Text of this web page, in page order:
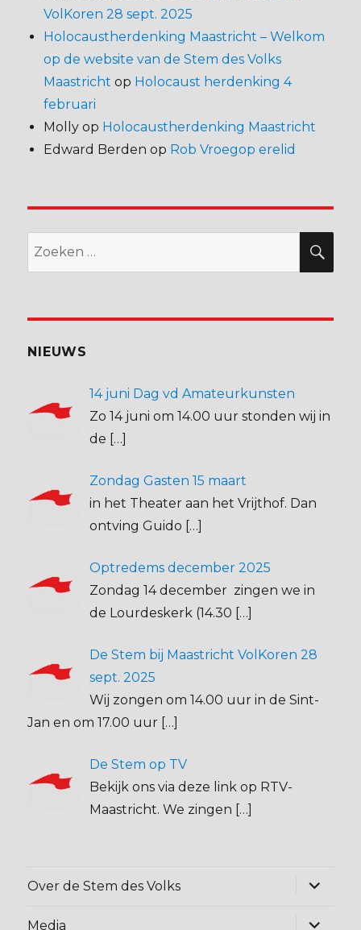
VolKoren 28 sept. 2025
Holocaustherdenking Maastricht – Welkom
op de website van de Stem des Volks
Maastricht op Holocaust herdenking 4
februari
Molly op Holocaustherdenking Maastricht
Edward Berden op Rob Vroegop erelid
NIEUWS
14 juni Dag vd Amateurkunsten
Zo 14 juni om 14.00 uur stonden wij in
de […]
Zondag Gasten 15 maart
in het Theater aan het Vrijthof. Dan
ontving Guido […]
Optredems december 2025
Zondag 14 december zingen we in
de Lourdeskerk (14.30 […]
De Stem bij Maastricht VolKoren 28
sept. 2025
Wij zongen om 14.00 uur in de Sint-
Jan en om 17.00 uur […]
De Stem op TV
Bekijk ons via deze link op RTV-
Maastricht. We zingen […]
Over de Stem des Volks
Alles
Media
Alles